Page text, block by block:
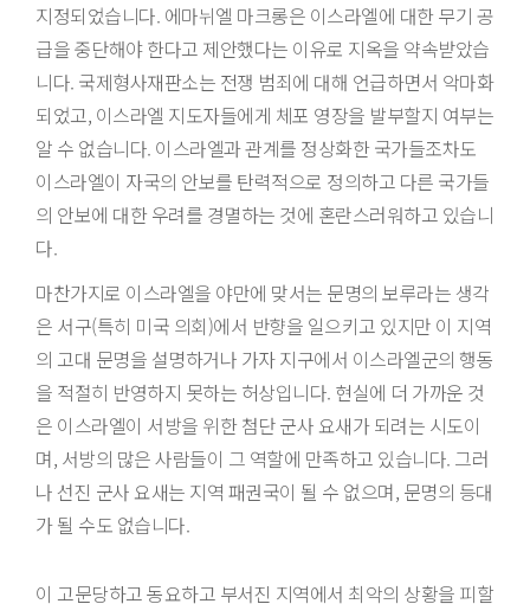
지정되었습니다. 에마뉘엘 마크롱은 이스라엘에 대한 무기 공
급을 중단해야 한다고 제안했다는 이유로 지옥을 약속받았습
니다. 국제형사재판소는 전쟁 범죄에 대해 언급하면서 악마화
되었고, 이스라엘 지도자들에게 체포 영장을 발부할지 여부는
알 수 없습니다. 이스라엘과 관계를 정상화한 국가들조차도
이스라엘이 자국의 안보를 탄력적으로 정의하고 다른 국가들
의 안보에 대한 우려를 경멸하는 것에 혼란스러워하고 있습니
다.
마찬가지로 이스라엘을 야만에 맞서는 문명의 보루라는 생각
은 서구(특히 미국 의회)에서 반향을 일으키고 있지만 이 지역
의 고대 문명을 설명하거나 가자 지구에서 이스라엘군의 행동
을 적절히 반영하지 못하는 허상입니다. 현실에 더 가까운 것
은 이스라엘이 서방을 위한 첨단 군사 요새가 되려는 시도이
며, 서방의 많은 사람들이 그 역할에 만족하고 있습니다. 그러
나 선진 군사 요새는 지역 패권국이 될 수 없으며, 문명의 등대
가 될 수도 없습니다.
이 고문당하고 동요하고 부서진 지역에서 최악의 상황을 피할